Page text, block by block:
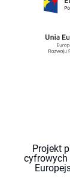
Projekt
cyfrowych